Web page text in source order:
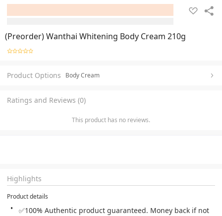
(Preorder) Wanthai Whitening Body Cream 210g
Product Options Body Cream
Ratings and Reviews (0)
This product has no reviews.
Highlights
Product details
✅100% Authentic product guaranteed. Money back if not